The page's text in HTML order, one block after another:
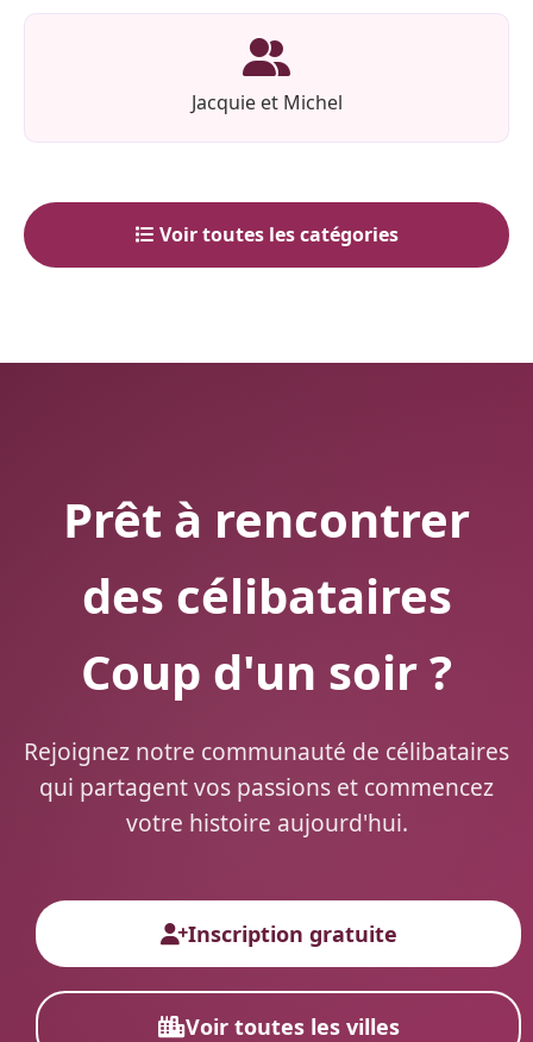
Jacquie et Michel
Voir toutes les catégories
Prêt à rencontrer
des célibataires
Coup d'un soir ?
Rejoignez notre communauté de célibataires
qui partagent vos passions et commencez
votre histoire aujourd'hui.
Inscription gratuite
Voir toutes les villes